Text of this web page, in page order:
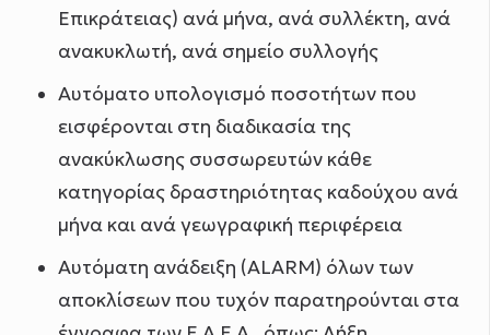
Επικράτειας) ανά μήνα, ανά συλλέκτη, ανά
ανακυκλωτή, ανά σημείο συλλογής
Αυτόματο υπολογισμό ποσοτήτων που
εισφέρονται στη διαδικασία της
ανακύκλωσης συσσωρευτών κάθε
κατηγορίας δραστηριότητας καδούχου ανά
μήνα και ανά γεωγραφική περιφέρεια
Αυτόματη ανάδειξη (ALARM) όλων των
αποκλίσεων που τυχόν παρατηρούνται στα